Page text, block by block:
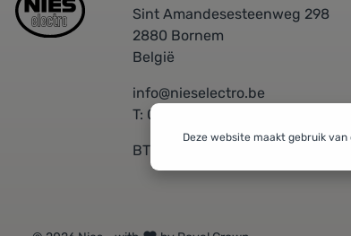
Sint Amandesesteenweg 298
2880 Bornem
België
info@nieselectro.be
T: 03/889.06.30
BTW: BE 0437576601
Deze website maakt gebruik